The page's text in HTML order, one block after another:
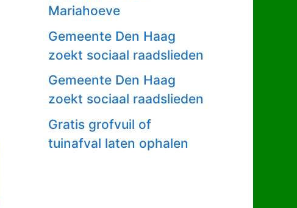
Mariahoeve
Gemeente Den Haag
zoekt sociaal raadslieden
Gemeente Den Haag
zoekt sociaal raadslieden
Gratis grofvuil of
tuinafval laten ophalen